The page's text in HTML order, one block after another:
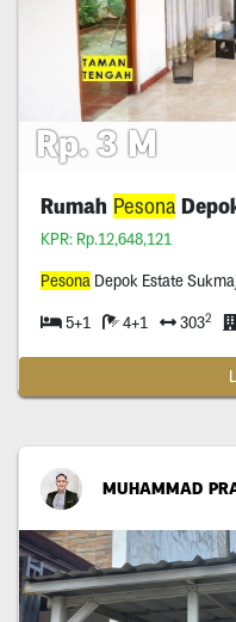
Rp. 3 M
Rumah Pesona
KPR: Rp.12,648,121
PesonaDepok Estate
5+1 4+1 3032
MUHAMMAD